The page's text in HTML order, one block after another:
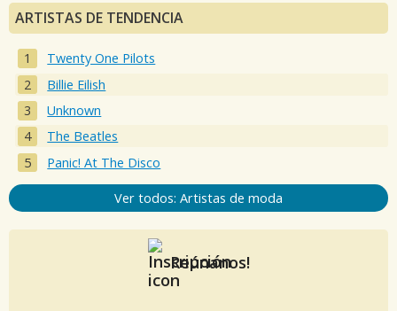
ARTISTAS DE TENDENCIA
Twenty One Pilots
Billie Eilish
Unknown
The Beatles
Panic! At The Disco
Ver todos: Artistas de moda
Reúnanos!